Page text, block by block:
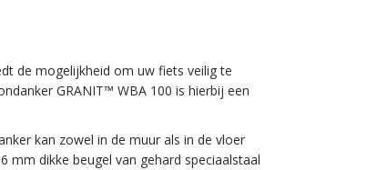
de mogelijkheid om uw fiets veilig te
GRANIT™ WBA 100 is hierbij een
kan zowel in de muur als in de vloer
mm dikke beugel van gehard speciaalstaal